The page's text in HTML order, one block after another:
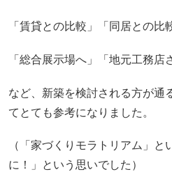
「賃貸との比較」「同居との比
「総合展示場へ」「地元工務店
など、新築を検討される方が通
てとても参考になりました。
（「家づくりモラトリアム」と
に！」という思いでした）